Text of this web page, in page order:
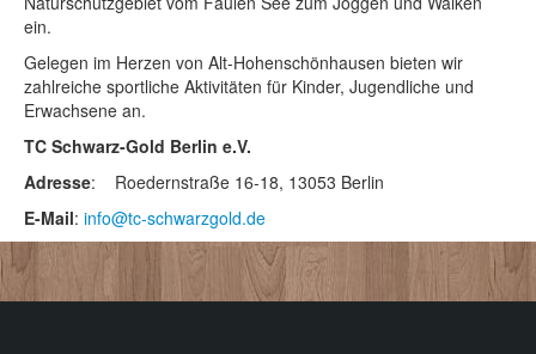
Mannschaften & Verbandsspiele
Training
Elternsprecher
EVENTS & TERMINE
GASTRONOMIE
KONTAKT
ein.
Gelegen im Herzen von Alt-Hohenschönhausen bieten wir
zahlreiche sportliche Aktivitäten für Kinder, Jugendliche und
Erwachsene an.
TC Schwarz-Gold Berlin e.V.
Adresse: Roedernstraße 16-18, 13053 Berlin
E-Mail: info@tc-schwarzgold.de